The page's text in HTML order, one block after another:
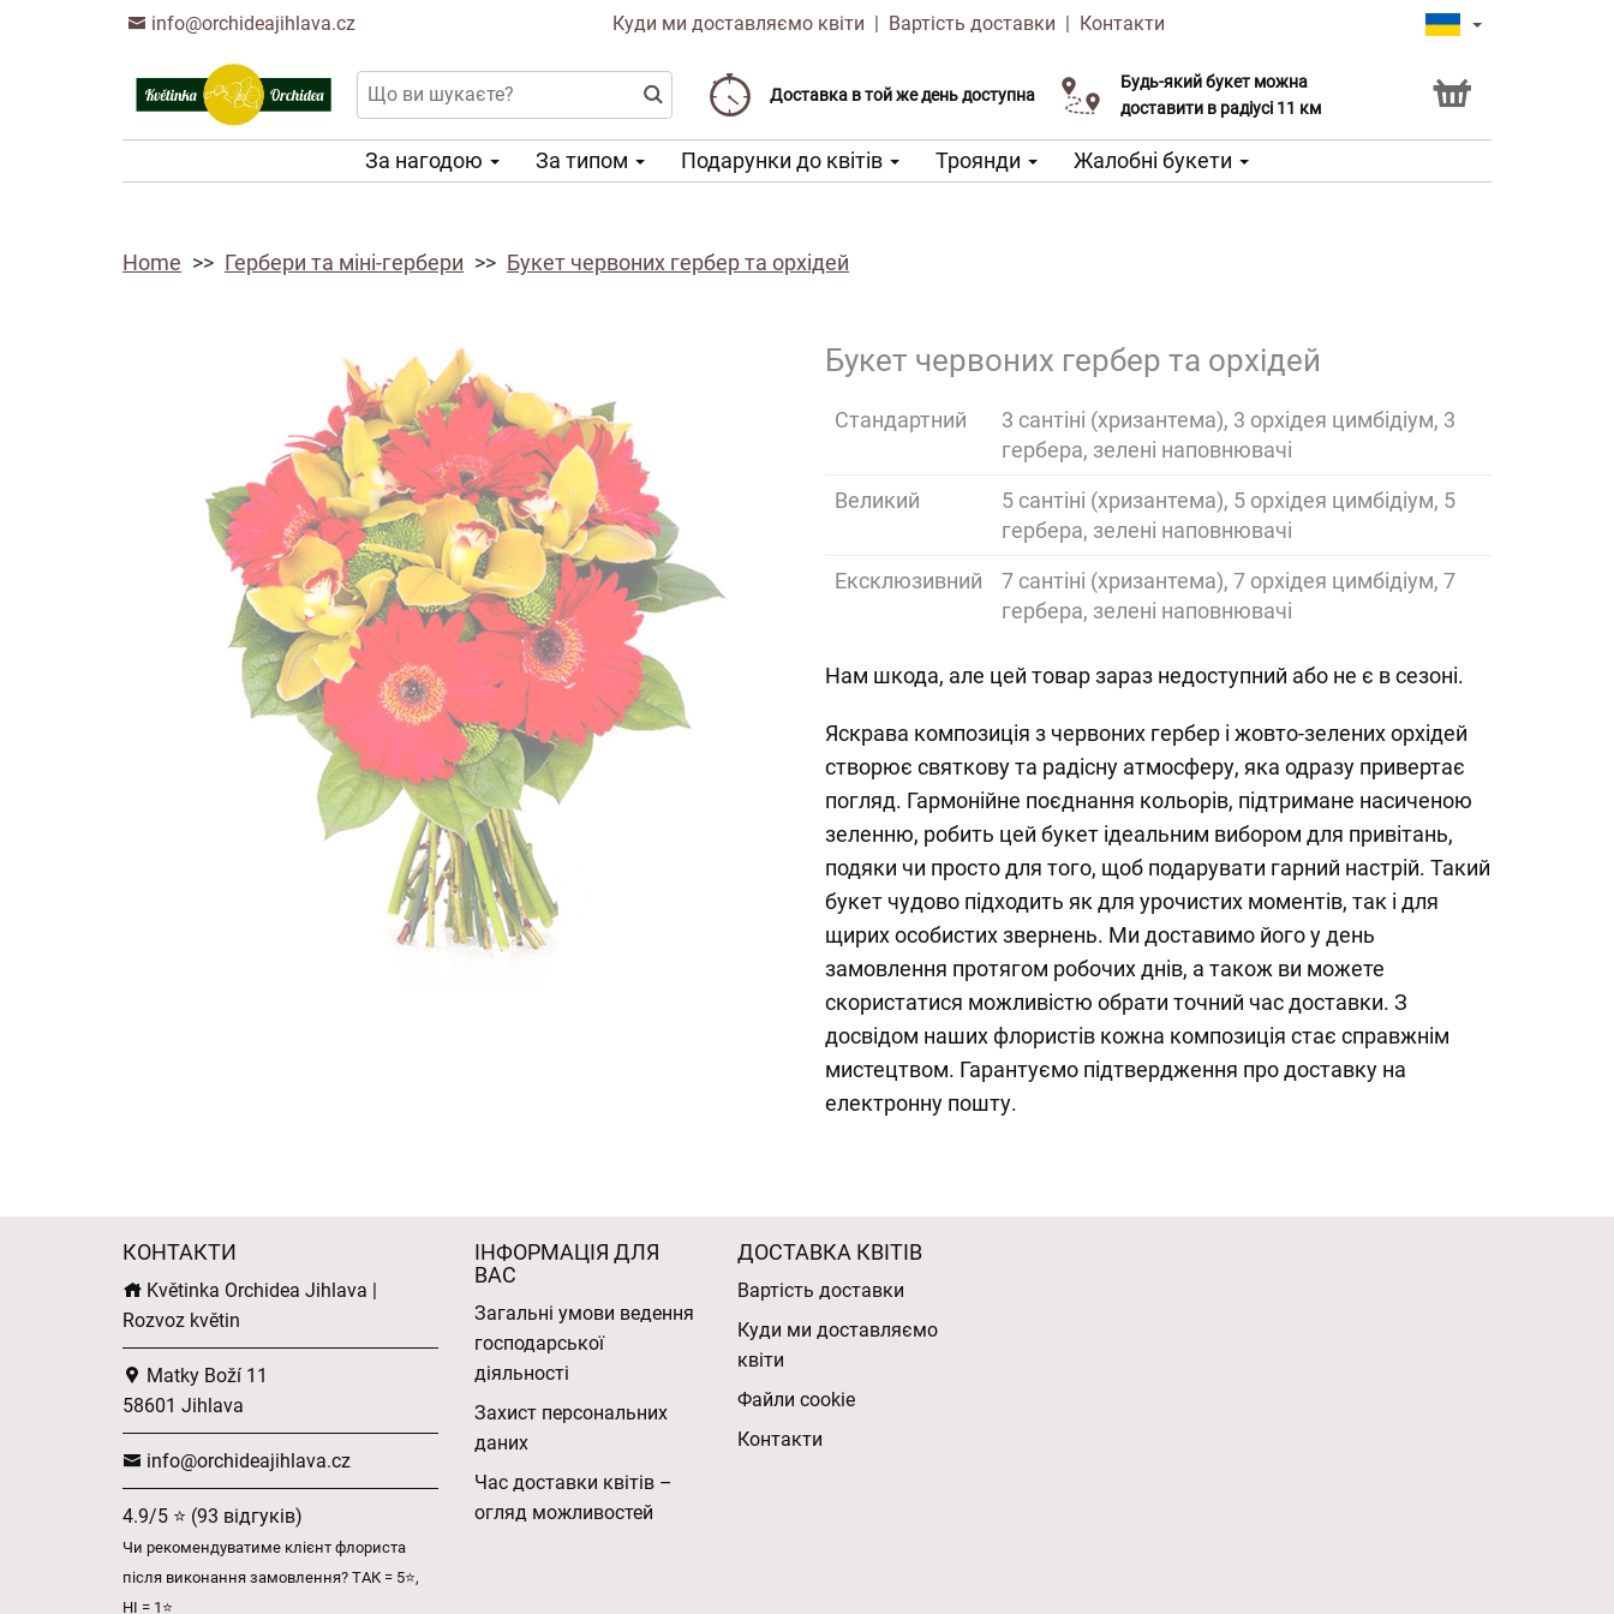
info@orchideajihlava.cz Куди ми доставляємо квіти | Вартість доставки | Контакти
Доставка в той же день доступна
Доставка від 99 CZK
Виберіть дату доставки
Будь-який букет можна
доставити в радіусі 11 км
Послуга Click & Collect
За нагодою За типом Подарунки до квітів Троянди Жалобні букети
Home Гербери та міні-гербери Букет червоних гербер та орхідей
Букет червоних гербер та орхідей
Cтандартний
3 сантіні (хризантема), 3 орхідея цимбідіум, 3
гербера, зелені наповнювачі
Великий
5 сантіні (хризантема), 5 орхідея цимбідіум, 5
гербера, зелені наповнювачі
Ексклюзивний
7 сантіні (хризантема), 7 орхідея цимбідіум, 7
гербера, зелені наповнювачі
Нам шкода, але цей товар зараз недоступний або не є в сезоні.
Яскрава композиція з червоних гербер і жовто-зелених орхідей
створює святкову та радісну атмосферу, яка одразу привертає
погляд. Гармонійне поєднання кольорів, підтримане насиченою
зеленню, робить цей букет ідеальним вибором для привітань,
подяки чи просто для того, щоб подарувати гарний настрій. Такий
букет чудово підходить як для урочистих моментів, так і для
щирих особистих звернень. Ми доставимо його у день
замовлення протягом робочих днів, а також ви можете
скористатися можливістю обрати точний час доставки. З
досвідом наших флористів кожна композиція стає справжнім
мистецтвом. Гарантуємо підтвердження про доставку на
електронну пошту.
КОНТАКТИ
Květinka Orchidea Jihlava |
Rozvoz květin
Matky Boží 11
58601 Jihlava
info@orchideajihlava.cz
4.9/5 ⭐ (93 відгуків)
Чи рекомендуватиме клієнт флориста
після виконання замовлення? ТАК = 5⭐,
НІ = 1⭐
ІНФОРМАЦІЯ ДЛЯ
ВАС
Загальні умови ведення
господарської
діяльності
Захист персональних
даних
Час доставки квітів –
огляд можливостей
ДОСТАВКА КВІТІВ
Вартість доставки
Куди ми доставляємо
квіти
Файли cookie
Контакти